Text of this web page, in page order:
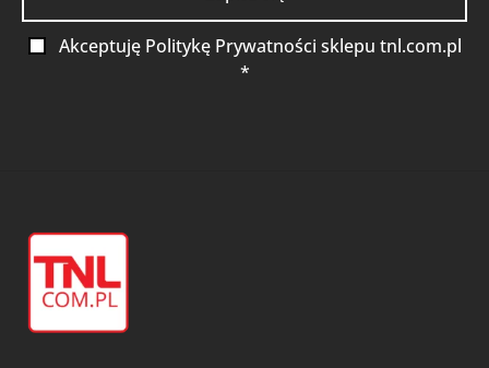
Akceptuję Politykę Prywatności sklepu tnl.com.pl
*